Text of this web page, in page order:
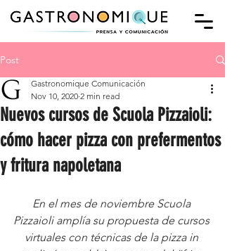
Post
Nuevos cursos de Scuola Pizzaioli:
cómo hacer pizza con prefermentos
y fritura napoletana
Gastronomique Comunicación
Nov 10, 2020 2 min read
En el mes de noviembre Scuola
Pizzaioli amplía su propuesta de cursos
virtuales con técnicas de la pizza in